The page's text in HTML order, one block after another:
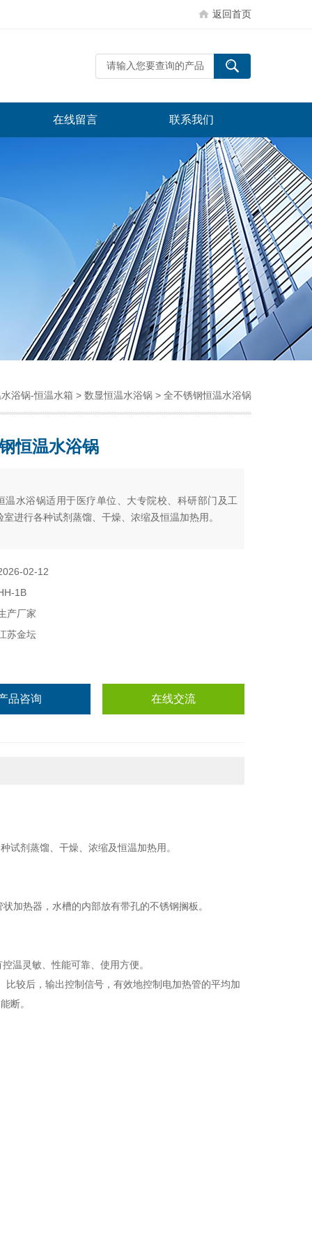
返回首页
在线留言 联系我们
浴锅-恒温水箱 > 数显恒温水浴锅 > 全不锈钢恒温水浴锅
恒温水浴锅
温水浴锅适用于医疗单位、大专院校、科研部门及工
室进行各种试剂蒸馏、干燥、浓缩及恒温加热用。
02-12
1B
产厂家
苏金坛
品咨询 在线交流
试剂蒸馏、干燥、浓缩及恒温加热用。
加热器，水槽的内部放有带孔的不锈钢搁板。
温灵敏、性能可靠、使用方便。
较后，输出控制信号，有效地控制电加热管的平均加
断。